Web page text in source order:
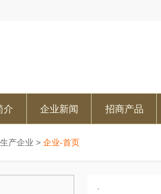
介 企业新闻 招商产品
生产企业 > 企业-首页
·